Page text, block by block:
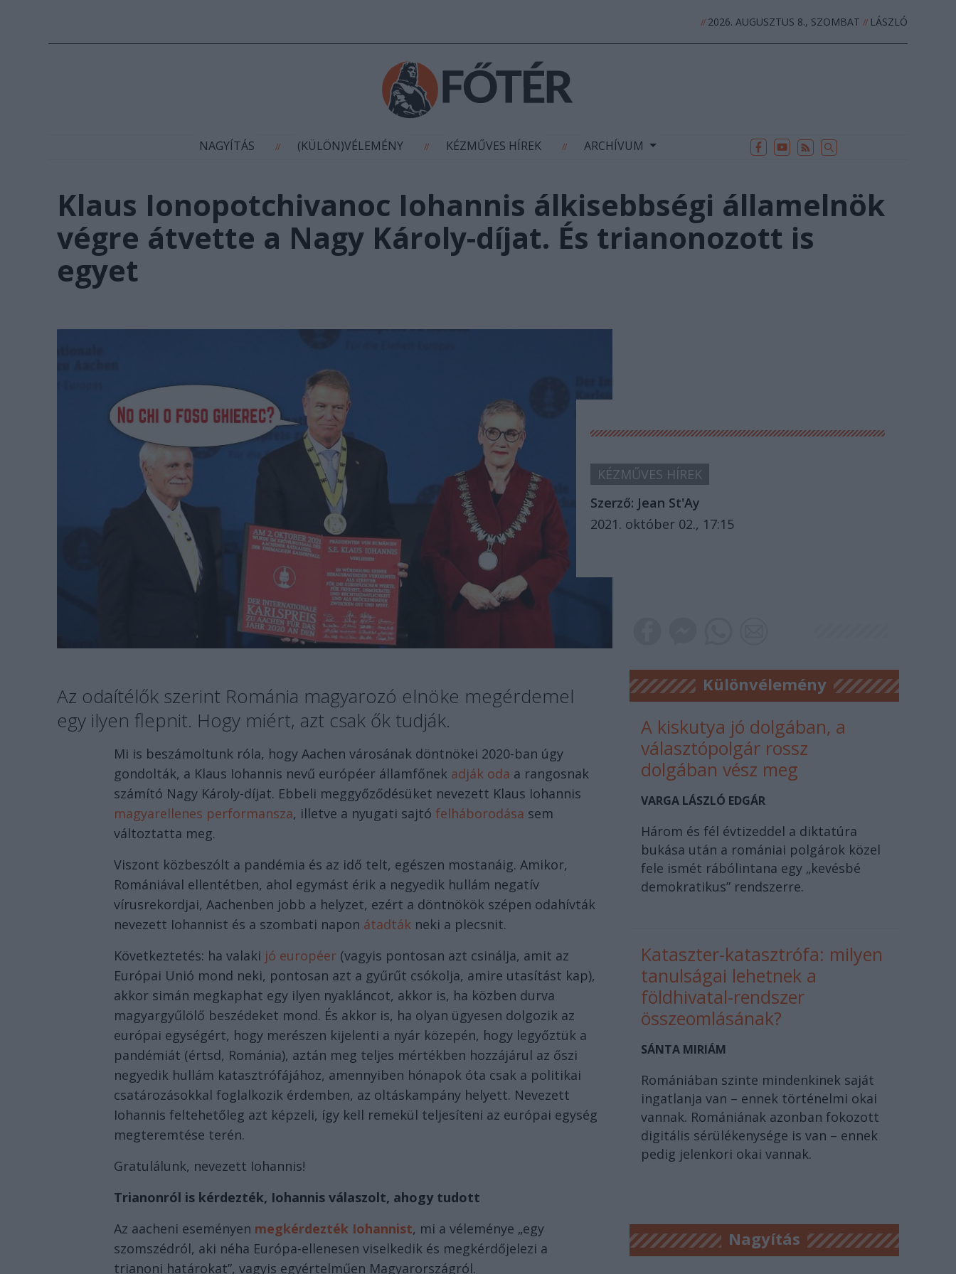
//2026. AUGUSZTUS 8., SZOMBAT //LÁSZLÓ
ARCHÍVUM
NAGYÍTÁS // (KÜLÖN)VÉLEMÉNY // KÉZMŰVES HÍREK // ARCHÍVUM
Klaus Ionopotchivanoc Iohannis álkisebbségi államelnök
végre átvette a Nagy Károly-díjat. És trianonozott is
egyet
KÉZMŰVES HÍREK
Szerző: Jean St'Ay
2021. október 02., 17:15
Az odaítélők szerint Románia magyarozó elnöke megérdemel
egy ilyen flepnit. Hogy miért, azt csak ők tudják.
Mi is beszámoltunk róla, hogy Aachen városának döntnökei 2020-ban úgy
gondolták, a Klaus Iohannis nevű európéer államfőnek adják oda a rangosnak
számító Nagy Károly-díjat. Ebbeli meggyőződésüket nevezett Klaus Iohannis
magyarellenes performansza, illetve a nyugati sajtó felháborodása sem
változtatta meg.
Viszont közbeszólt a pandémia és az idő telt, egészen mostanáig. Amikor,
Romániával ellentétben, ahol egymást érik a negyedik hullám negatív
vírusrekordjai, Aachenben jobb a helyzet, ezért a döntnökök szépen odahívták
nevezett Iohannist és a szombati napon átadták neki a plecsnit.
Következtetés: ha valaki jó européer (vagyis pontosan azt csinálja, amit az
Európai Unió mond neki, pontosan azt a gyűrűt csókolja, amire utasítást kap),
akkor simán megkaphat egy ilyen nyakláncot, akkor is, ha közben durva
magyargyűlölő beszédeket mond. És akkor is, ha olyan ügyesen dolgozik az
európai egységért, hogy merészen kijelenti a nyár közepén, hogy legyőztük a
pandémiát (értsd, Románia), aztán meg teljes mértékben hozzájárul az őszi
negyedik hullám katasztrófájához, amennyiben hónapok óta csak a politikai
csatározásokkal foglalkozik érdemben, az oltáskampány helyett. Nevezett
Iohannis feltehetőleg azt képzeli, így kell remekül teljesíteni az európai egység
megteremtése terén.
Gratulálunk, nevezett Iohannis!
Trianonról is kérdezték, Iohannis válaszolt, ahogy tudott
Az aacheni eseményen megkérdezték Iohannist, mi a véleménye „egy
szomszédról, aki néha Európa-ellenesen viselkedik és megkérdőjelezi a
trianoni határokat”, vagyis egyértelműen Magyarországról.
Különvélemény
A kiskutya jó dolgában, a
választópolgár rossz
dolgában vész meg
VARGA LÁSZLÓ EDGÁR
Három és fél évtizeddel a diktatúra
bukása után a romániai polgárok közel
fele ismét rábólintana egy „kevésbé
demokratikus” rendszerre.
Kataszter-katasztrófa: milyen
tanulságai lehetnek a
földhivatal-rendszer
összeomlásának?
SÁNTA MIRIÁM
Romániában szinte mindenkinek saját
ingatlanja van – ennek történelmi okai
vannak. Romániának azonban fokozott
digitális sérülékenysége is van – ennek
pedig jelenkori okai vannak.
Nagyítás